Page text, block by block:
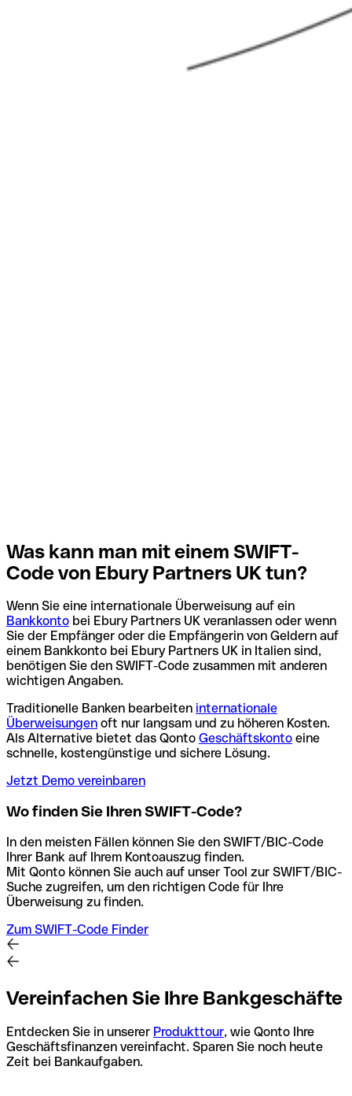
Was kann man mit einem SWIFT-
Code von Ebury Partners UK tun?
Wenn Sie eine internationale Überweisung auf ein
Bankkonto bei Ebury Partners UK veranlassen oder wenn
Sie der Empfänger oder die Empfängerin von Geldern auf
einem Bankkonto bei Ebury Partners UK in Italien sind,
benötigen Sie den SWIFT-Code zusammen mit anderen
wichtigen Angaben.
Traditionelle Banken bearbeiten internationale
Überweisungen oft nur langsam und zu höheren Kosten.
Als Alternative bietet das Qonto Geschäftskonto eine
schnelle, kostengünstige und sichere Lösung.
Jetzt Demo vereinbaren
Wo finden Sie Ihren SWIFT-Code?
In den meisten Fällen können Sie den SWIFT/BIC-Code
Ihrer Bank auf Ihrem Kontoauszug finden.
Mit Qonto können Sie auch auf unser Tool zur SWIFT/BIC-
Suche zugreifen, um den richtigen Code für Ihre
Überweisung zu finden.
Zum SWIFT-Code Finder
Vereinfachen Sie Ihre Bankgeschäfte
Entdecken Sie in unserer Produkttour, wie Qonto Ihre
Geschäftsfinanzen vereinfacht. Sparen Sie noch heute
Zeit bei Bankaufgaben.